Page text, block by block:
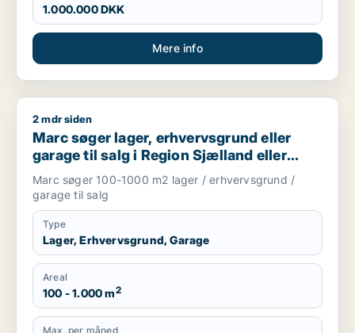
1.000.000 DKK
Mere info
Marc søger lager, erhvervsgrund eller garage til salg i
2 mdr siden
Marc søger lager, erhvervsgrund eller
garage til salg i Region Sjælland eller
Nordsjælland
Marc søger 100-1000 m2 lager / erhvervsgrund /
garage til salg
Type
Lager, Erhvervsgrund, Garage
Areal
100 - 1.000 m2
Max. per måned